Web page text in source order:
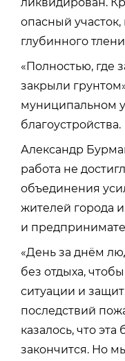
опасный
глубинного
«Полностью, где
закрыли
муниципальном
благоустройства.
Александр
работа не
объединения
жителей города
и
«День за днём
без отдыха,
ситуации и
последствий
казалось, что
закончится. Но